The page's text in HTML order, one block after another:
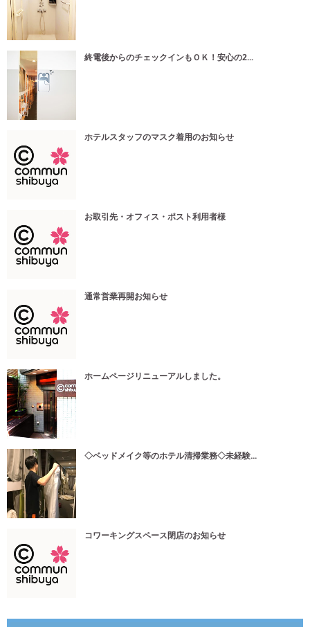
終電後からのチェックインもＯＫ！安心の2...
ホテルスタッフのマスク着用のお知らせ
お取引先・オフィス・ポスト利用者様
通常営業再開お知らせ
ホームページリニューアルしました。
◇ベッドメイク等のホテル清掃業務◇未経験...
コワーキングスペース閉店のお知らせ